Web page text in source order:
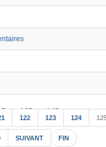
Page 125 sur 147
122 123 124
SUIVANT FIN